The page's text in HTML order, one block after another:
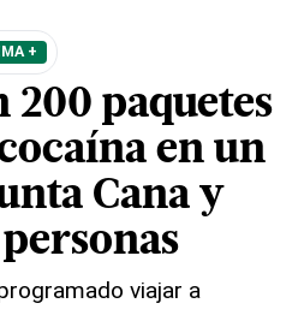
+
200 paquetes
en un
Cana y
viajar a